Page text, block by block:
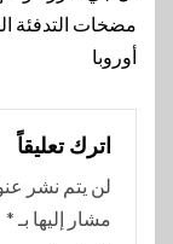
مضخات التدفئة
أوروبا
اترك تعليقاً
لن يتم نشر
مشار إليها بـ *